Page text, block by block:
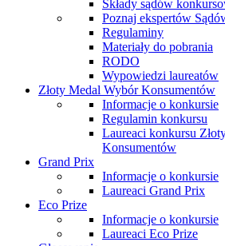
Składy sądów
Poznaj ekspertów
Regulaminy
Materiały do pobrania
RODO
Wypowiedzi laureatów
Złoty Medal Wybór Konsumentów
Informacje o konkursie
Regulamin konkursu
Laureaci konkursu
Konsumentów
Grand Prix
Informacje o konkursie
Laureaci Grand Prix
Eco Prize
Informacje o konkursie
Laureaci Eco Prize